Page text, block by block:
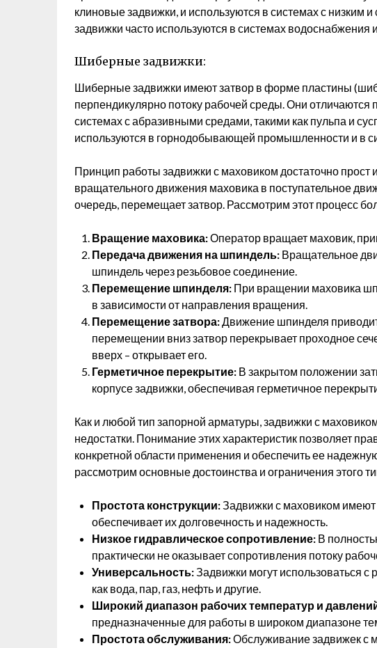
клиновые задвижки, и используются в системах с
задвижки часто используются в системах водоснабжения
Шиберные задвижки:
Шиберные задвижки имеют затвор в форме пластины
перпендикулярно потоку рабочей среды. Они отличаются
системах с абразивными средами, такими как пульпа и
используются в горнодобывающей промышленности и в
Принцип работы задвижки с маховиком достаточно прост
вращательного движения маховика в поступательное
очередь, перемещает затвор. Рассмотрим этот процесс
Вращение маховика:Оператор вращает маховик,
Передача движения на шпиндель: Вращательное
шпиндель через резьбовое соединение.
Перемещение шпинделя: При вращении маховика
в зависимости от направления вращения.
Перемещение затвора:Движение шпинделя
перемещении вниз затвор перекрывает проходное
вверх – открывает его.
Герметичное перекрытие: В закрытом положении
корпусе задвижки, обеспечивая герметичное
Как и любой тип запорной арматуры, задвижки с
недостатки. Понимание этих характеристик позволяет
конкретной области применения и обеспечить ее
рассмотрим основные достоинства и ограничения этого
Простота конструкции:Задвижки с маховиком
обеспечивает их долговечность и надежность.
Низкое гидравлическое сопротивление: В
практически не оказывает сопротивления потоку
Универсальность:Задвижки могут использоваться
как вода, пар, газ, нефть и другие.
Широкий диапазон рабочих температур и
предназначенные для работы в широком диапазоне
Простота обслуживания:Обслуживание задвижек с